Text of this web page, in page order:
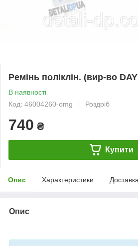
Ремінь поліклін. (вир-во
В наявності
Код: 46004260-omg
Роздріб
740 ₴
Купити
Опис Характеристики Доставка
Опис